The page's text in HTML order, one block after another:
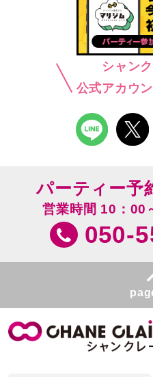
シャン
公式アカウ
パーティー予
営業時間 10：00
050-